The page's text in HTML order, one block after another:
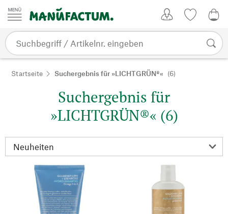
Zum Inhalt springen
Startseite Suchergebnis für »LICHTGRÜN®« (6)
Suchergebnis für
»LICHTGRÜN®« (6)